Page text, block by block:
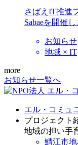
さばえIT推進
Sabaeを開催し
お知らせ
地域 × IT
more
お知らせ一覧へ
エル・コミュ
プロジェクト
地域の担い手
鯖江市